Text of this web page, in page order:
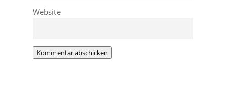
Website
Kommentar abschicken